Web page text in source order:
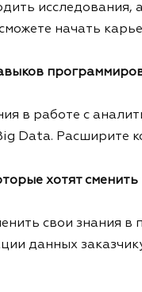
начать
в работе с
Data. Расширите
хотят
свои знания
данных